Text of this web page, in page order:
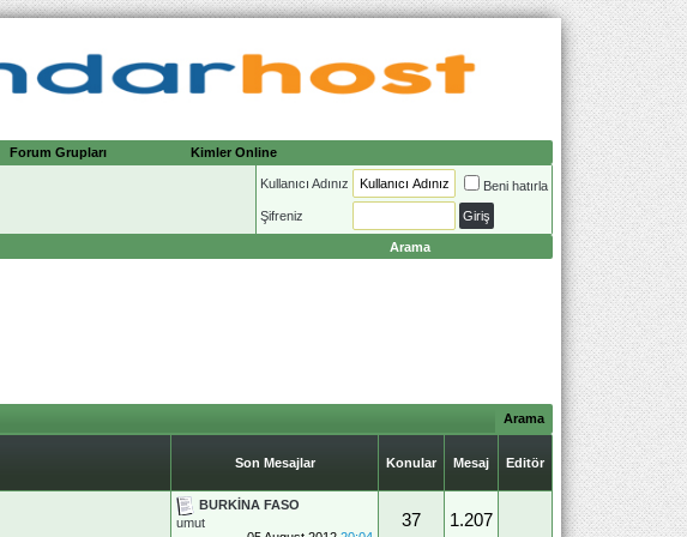
Forum Grupları Kimler Online
Kullanıcı Adınız Beni hatırla
Şifreniz
Arama
Arama
Son Mesajlar Konular Mesaj Editör
BURKİNA FASO
umut
37 1.207